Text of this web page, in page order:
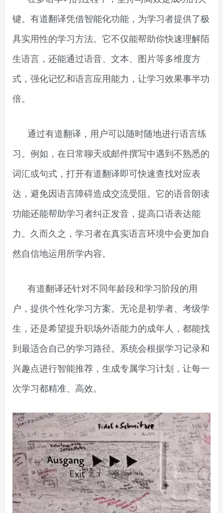
键。有道翻译凭借智能化功能，为学习者提供了极
具实用性的学习方法。它不仅能帮助你快速理解陌
生语言，还能通过语音、文本、图片等多维度方
式，强化记忆和语言应用能力，让学习效果事半功
倍。
通过有道翻译，用户可以随时随地进行语言练
习。例如，在日常聊天或邮件撰写中遇到不熟悉的
词汇或句式，打开有道翻译即可快速查找对应表
达，避免因语言障碍造成交流受阻。它的语音朗读
功能还能帮助学习者纠正发音，提高口语表达能
力。久而久之，学习者在真实语言环境中会更加自
然自信地运用所学内容。
有道翻译还针对不同年龄段和学习阶段的用
户，提供个性化学习方案。无论是初学者、考级学
生，还是希望提升职场外语能力的成年人，都能找
到最适合自己的学习路径。系统会根据学习记录和
兴趣点进行智能推荐，生成专属学习计划，让每一
次学习都精准、高效。